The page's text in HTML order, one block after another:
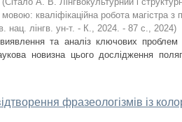
мовою: кваліфікаційна робота магістра
нац. лінгв. ун-т. - К., 2024. - 87 с., 2024)
та аналіз ключових проблем
новизна цього дослідження
фразеологізмів із